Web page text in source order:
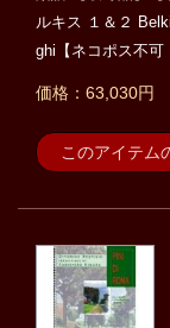
ルキス １＆２
ghi【ネコポス不可
価格：63,030円
このアイテム